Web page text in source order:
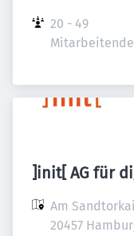
20 - 49
Mitarbeitende
]init[ AG für
Am
20457